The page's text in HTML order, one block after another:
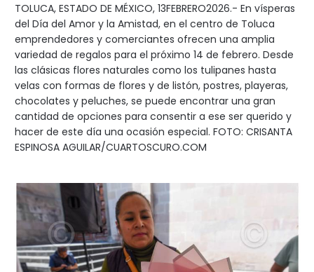
TOLUCA, ESTADO DE MÉXICO, 13FEBRERO2026.- En vísperas
del Día del Amor y la Amistad, en el centro de Toluca
emprendedores y comerciantes ofrecen una amplia
variedad de regalos para el próximo 14 de febrero. Desde
las clásicas flores naturales como los tulipanes hasta
velas con formas de flores y de listón, postres, playeras,
chocolates y peluches, se puede encontrar una gran
cantidad de opciones para consentir a ese ser querido y
hacer de este día una ocasión especial. FOTO: CRISANTA
ESPINOSA AGUILAR/CUARTOSCURO.COM